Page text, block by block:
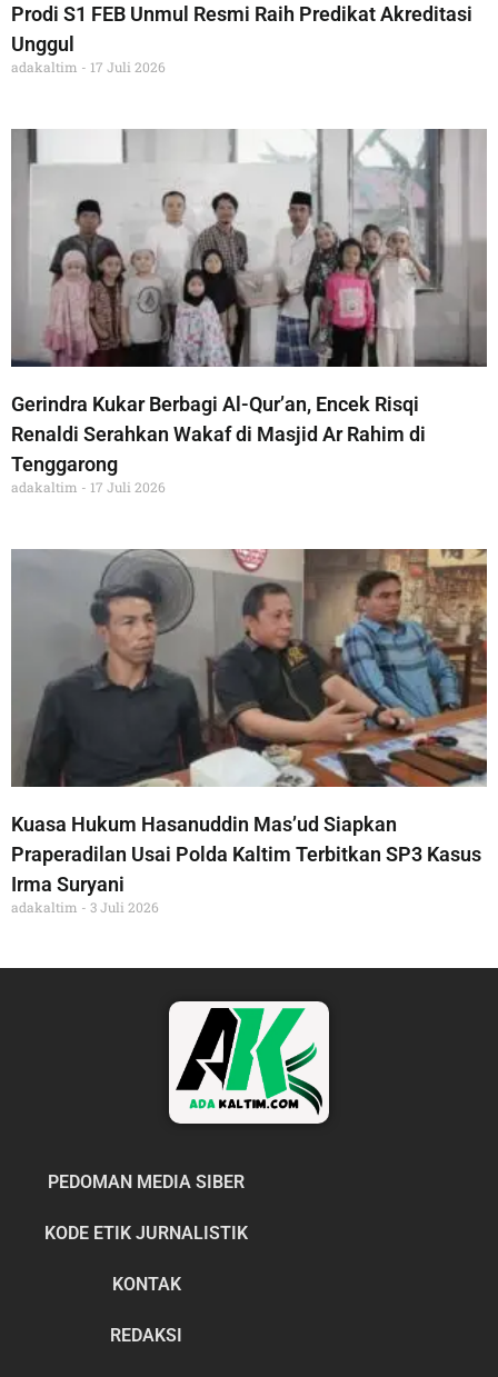
Prodi S1 FEB Unmul Resmi Raih Predikat Akreditasi
Unggul
adakaltim 17 Juli 2026
Gerindra Kukar Berbagi Al-Qur’an, Encek Risqi
Renaldi Serahkan Wakaf di Masjid Ar Rahim di
Tenggarong
adakaltim 17 Juli 2026
Kuasa Hukum Hasanuddin Mas’ud Siapkan
Praperadilan Usai Polda Kaltim Terbitkan SP3 Kasus
Irma Suryani
adakaltim 3 Juli 2026
PEDOMAN MEDIA SIBER
KODE ETIK JURNALISTIK
KONTAK
REDAKSI